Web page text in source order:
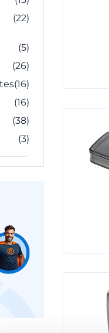
(22)
(5)
(26)
(16)
(16)
(38)
(3)